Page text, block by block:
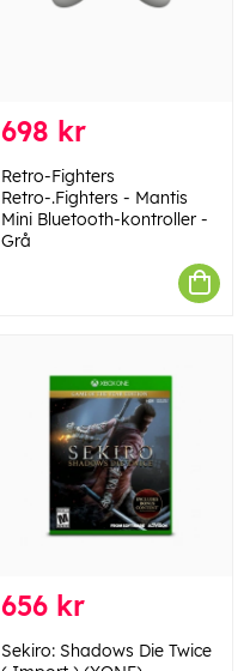
698 kr
Retro-Fighters
Retro-.Fighters - Mantis
Mini Bluetooth-kontroller -
Grå
656 kr
Sekiro: Shadows Die Twice